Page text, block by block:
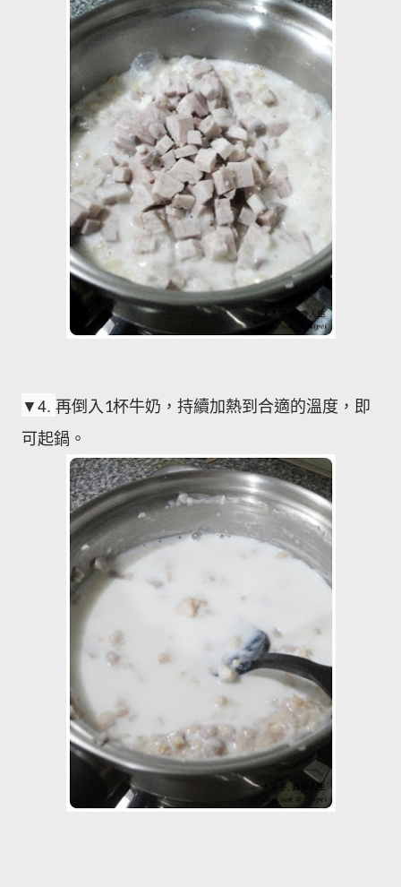
▼4. 再倒入1杯牛奶，持續加熱到合適的溫度，即
可起鍋。